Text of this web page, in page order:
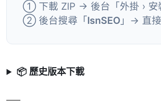
① 下載 ZIP → 後台「外掛 › 安
② 後台搜尋「IsnSEO 」→ 直
📦 歷史版本下載